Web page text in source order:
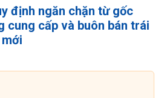
định ngăn chặn từ gốc
cung cấp và buôn bán trái